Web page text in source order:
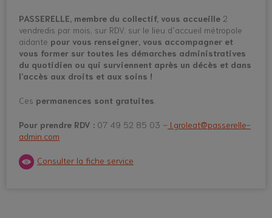
PASSERELLE, membre du collectif, vous accueille 2
vendredis par mois, sur RDV, sur le lieu d’accueil métropole
aidante pour vous renseigner, vous accompagner et
vous former sur toutes les démarches administratives
du quotidien ou qui surviennent après un décès et dans
l’accès aux droits et aux soins !
Ces permanences sont gratuites
Pour prendre RDV : 07 49 52 85 03 – l.groleat@passerelle-
admin.com
Consulter la fiche service